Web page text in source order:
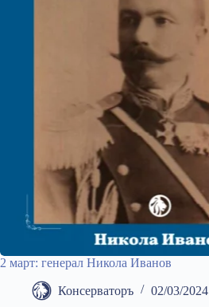
2 март: генерал Никола Иванов
Консерваторъ 02/03/2024